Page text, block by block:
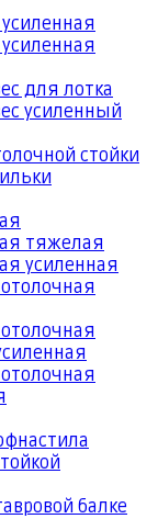
для лотка
усиленный
стойки
тяжелая
усиленная
балке